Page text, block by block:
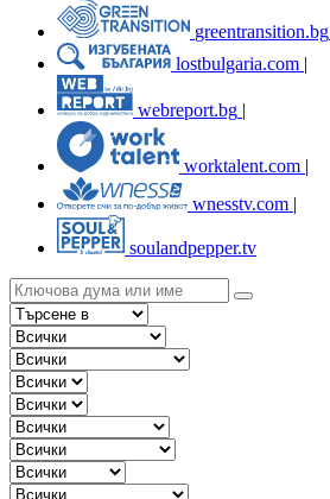
greentransition.bg
lostbulgaria.com |
webreport.bg |
worktalent.com |
wnesstv.com |
soulandpepper.tv